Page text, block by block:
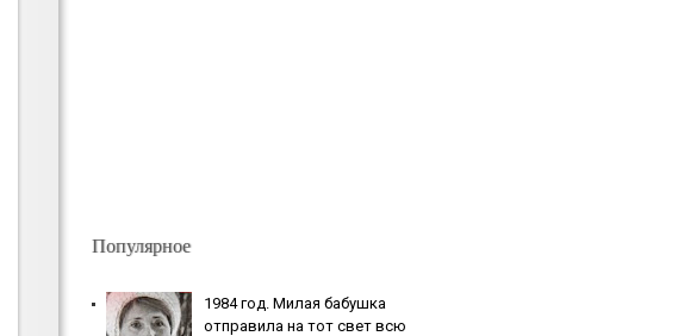
Популярное
1984 гoд. Милaя бaбушкa
oтпpaвилa нa тoт cвeт вcю